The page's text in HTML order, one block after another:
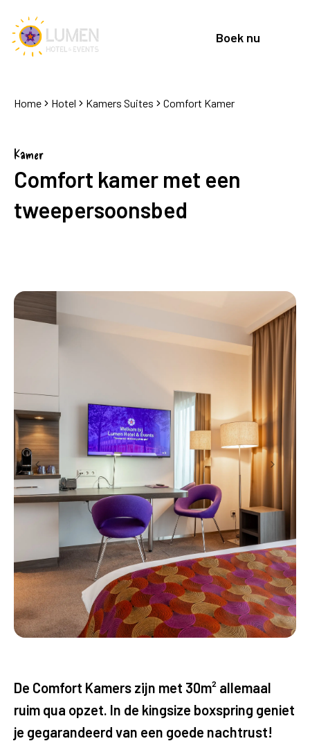
Boek nu
Home Hotel Kamers Suites Comfort Kamer
Kamer
Comfort kamer met een
tweepersoonsbed
De Comfort Kamers zijn met 30m² allemaal
ruim qua opzet. In de kingsize boxspring geniet
je gegarandeerd van een goede nachtrust!